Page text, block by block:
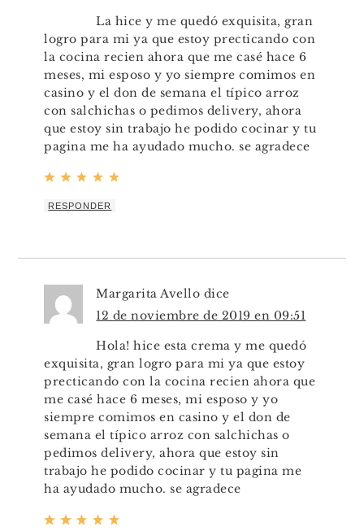
La hice y me quedó exquisita, gran
logro para mi ya que estoy precticando con
la cocina recien ahora que me casé hace 6
meses, mi esposo y yo siempre comimos en
casino y el don de semana el típico arroz
con salchichas o pedimos delivery, ahora
que estoy sin trabajo he podido cocinar y tu
pagina me ha ayudado mucho. se agradece
RESPONDER
Margarita Avello dice
12 de noviembre de 2019 en 09:51
Hola! hice esta crema y me quedó
exquisita, gran logro para mi ya que estoy
precticando con la cocina recien ahora que
me casé hace 6 meses, mi esposo y yo
siempre comimos en casino y el don de
semana el típico arroz con salchichas o
pedimos delivery, ahora que estoy sin
trabajo he podido cocinar y tu pagina me
ha ayudado mucho. se agradece